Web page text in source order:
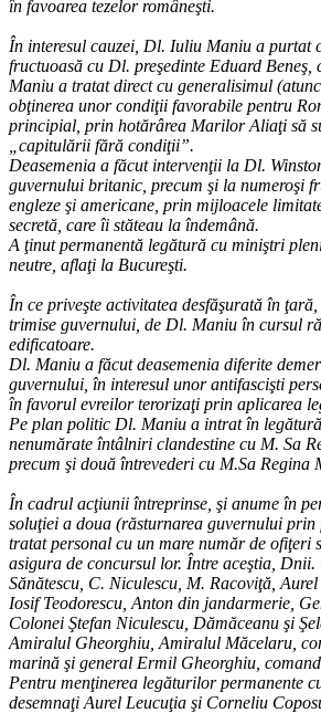
în favoarea tezelor româneşti.
În interesul cauzei, Dl. Iuliu Maniu a purtat
fructuoasă cu Dl. preşedinte Eduard
Maniu a tratat direct cu generalisimul
obţinerea unor condiţii favorabile pentru
principial, prin hotărârea Marilor Aliaţi să
„capitulării fără condiţii”.
Deasemenia a făcut intervenţii la Dl.
guvernului britanic, precum şi la numeroşi
engleze şi americane, prin mijloacele
secretă, care îi stăteau la îndemână.
A ţinut permanentă legătură cu miniştri
neutre, aflaţi la Bucureşti.
În ce priveşte activitatea desfăşurată în
trimise guvernului, de Dl. Maniu în cursul
edificatoare.
Dl. Maniu a făcut deasemenia diferite
guvernului, în interesul unor antifascişti
în favorul evreilor terorizaţi prin aplicarea
Pe plan politic Dl. Maniu a intrat în
nenumărate întâlniri clandestine cu M. Sa
precum şi două întrevederi cu M.Sa Regina
În cadrul acţiunii întreprinse, şi anume în
soluţiei a doua (răsturnarea guvernului
tratat personal cu un mare număr de ofiţeri
asigura de concursul lor. Între aceştia,
Sănătescu, C. Niculescu, M. Racoviţă,
Iosif Teodorescu, Anton din jandarmerie,
Colonei Ştefan Niculescu, Dămăceanu şi
Amiralul Gheorghiu, Amiralul Măcelaru,
marină şi general Ermil Gheorghiu,
Pentru menţinerea legăturilor permanente
desemnaţi Aurel Leucuţia şi Corneliu